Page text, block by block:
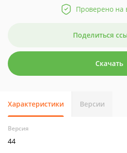
Проверено на
Поделиться
Скачать
Характеристики Версии
Версия
44